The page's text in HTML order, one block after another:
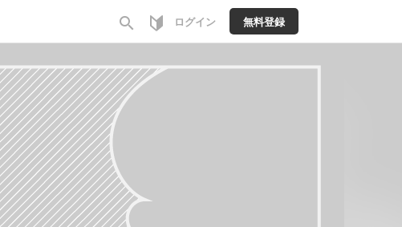
search ログイン 無料登録